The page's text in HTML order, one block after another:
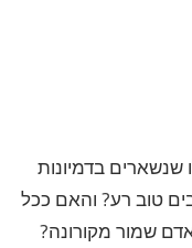
בדמיונות
טוב רע? והאם ככל
שמור מקורונה?